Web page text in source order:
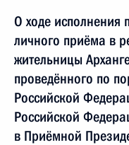
О ходе исполнения
личного приёма в
жительницы
проведённого по
Российской
Российской
в Приёмной